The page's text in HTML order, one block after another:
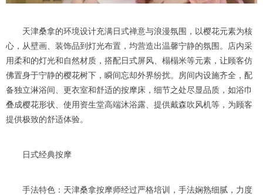
天津桑拿的环境设计充满日式禅意与浪漫氛围，以樱花元素为核
心，从壁画、装饰品到灯光布置，均营造出温馨宁静的氛围。店内采
用柔和的灯光和自然材质，搭配日式屏风、榻榻米等元素，让顾客仿
佛置身于宁静的樱花树下，瞬间忘却外界纷扰。房间内设施齐全，配
备独立淋浴间、更衣室和舒适的按摩床，细节之处尽显品质，如浴巾
叠成樱花形状、使用资生堂高端沐浴露、提供戴森吹风机等，为顾客
提供极致的舒适体验。
日式经典按摩
手法特色：天津桑拿按摩师经过严格培训，手法娴熟细腻，力度